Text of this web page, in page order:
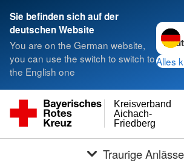
Sie befinden sich auf der
deutschen Website
You are on the German website,
you can use the switch to switch to
the English one
Alles
Friedberg
Aichach-
Kreisverband
Traurige Anlässe